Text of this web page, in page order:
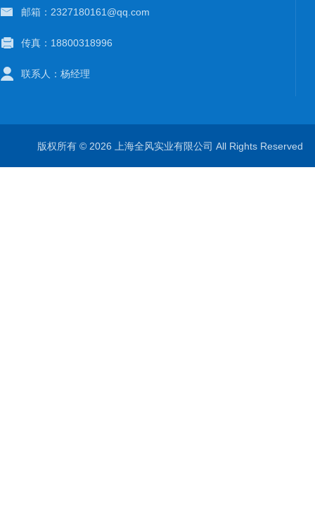
邮箱：2327180161@qq.com
传真：18800318996
联系人：杨经理
版权所有 © 2026 上海全风实业有限公司 All Rights